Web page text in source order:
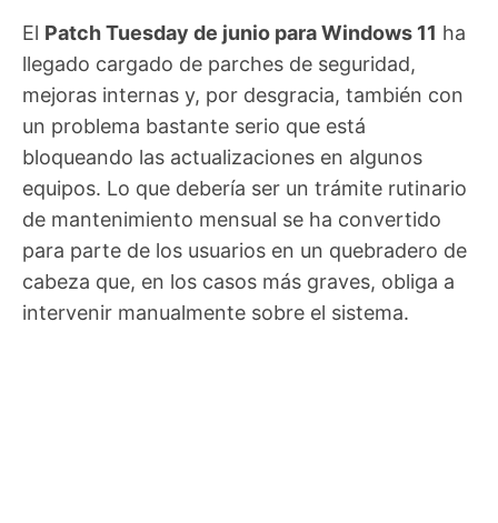
El Patch Tuesday de junio para Windows 11 ha
llegado cargado de parches de seguridad,
mejoras internas y, por desgracia, también con
un problema bastante serio que está
bloqueando las actualizaciones en algunos
equipos. Lo que debería ser un trámite rutinario
de mantenimiento mensual se ha convertido
para parte de los usuarios en un quebradero de
cabeza que, en los casos más graves, obliga a
intervenir manualmente sobre el sistema.